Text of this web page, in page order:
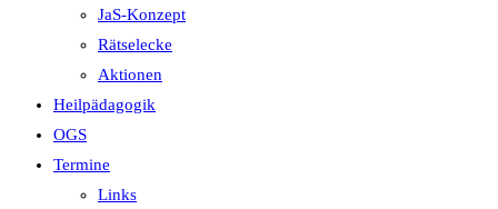
JaS-Konzept
Rätselecke
Aktionen
Heilpädagogik
OGS
Termine
Links